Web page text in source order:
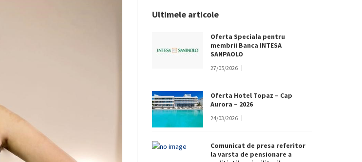
Ultimele articole
Oferta Speciala pentru
membrii Banca INTESA
SANPAOLO
27/05/2026
Oferta Hotel Topaz – Cap
Aurora – 2026
24/03/2026
Comunicat de presa referitor
la varsta de pensionare a